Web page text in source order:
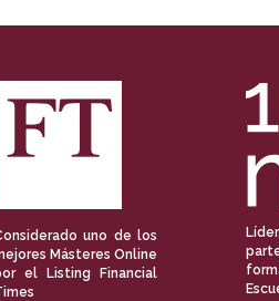
uno de los
Másteres Online
el Listing Financial